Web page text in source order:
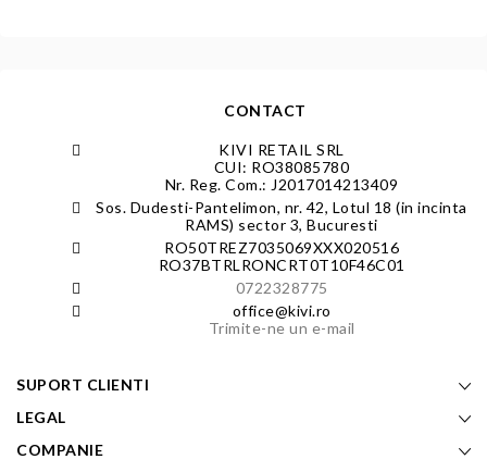
CONTACT
KIVI RETAIL SRL
CUI: RO38085780
Nr. Reg. Com.: J2017014213409
Sos. Dudesti-Pantelimon, nr. 42, Lotul 18 (in incinta
RAMS) sector 3, Bucuresti
RO50TREZ7035069XXX020516
RO37BTRLRONCRT0T10F46C01
0722328775
office@kivi.ro
Trimite-ne un e-mail
SUPORT CLIENTI
LEGAL
COMPANIE